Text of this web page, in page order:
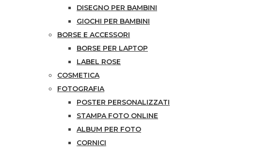
DISEGNO PER BAMBINI
GIOCHI PER BAMBINI
BORSE E ACCESSORI
BORSE PER LAPTOP
LABEL ROSE
COSMETICA
FOTOGRAFIA
POSTER PERSONALIZZATI
STAMPA FOTO ONLINE
ALBUM PER FOTO
CORNICI